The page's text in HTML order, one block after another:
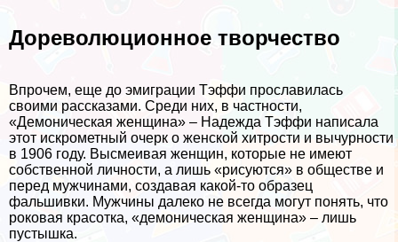
Дореволюционное творчество
Впрочем, еще до эмиграции Тэффи прославилась
своими рассказами. Среди них, в частности,
«Демоническая женщина» – Надежда Тэффи написала
этот искрометный очерк о женской хитрости и вычурности
в 1906 году. Высмеивая женщин, которые не имеют
собственной личности, а лишь «рисуются» в обществе и
перед мужчинами, создавая какой-то образец
фальшивки. Мужчины далеко не всегда могут понять, что
роковая красотка, «демоническая женщина» – лишь
пустышка.